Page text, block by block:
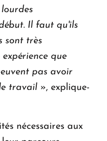
Il faut qu'ils
sont très
que
pas avoir
travail », explique-
nécessaires aux